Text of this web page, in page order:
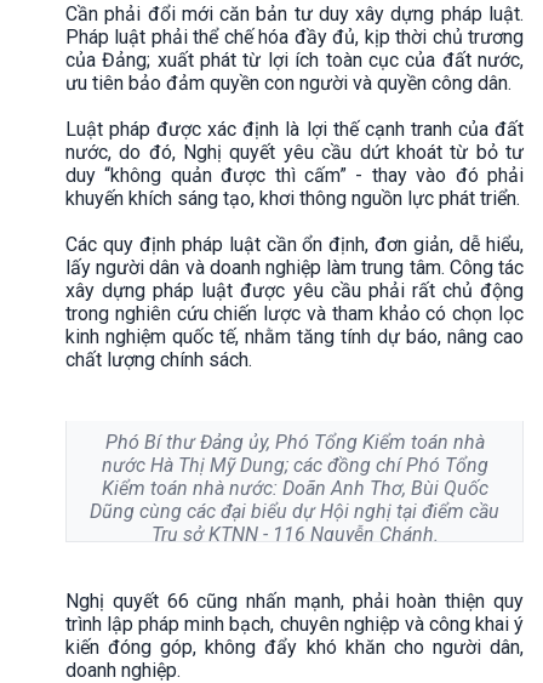
Cần phải đổi mới căn bản tư duy xây dựng pháp luật.
Pháp luật phải thể chế hóa đầy đủ, kịp thời chủ trương
của Đảng; xuất phát từ lợi ích toàn cục của đất nước,
ưu tiên bảo đảm quyền con người và quyền công dân.
Luật pháp được xác định là lợi thế cạnh tranh của đất
nước, do đó, Nghị quyết yêu cầu dứt khoát từ bỏ tư
duy “không quản được thì cấm” - thay vào đó phải
khuyến khích sáng tạo, khơi thông nguồn lực phát triển.
Các quy định pháp luật cần ổn định, đơn giản, dễ hiểu,
lấy người dân và doanh nghiệp làm trung tâm. Công tác
xây dựng pháp luật được yêu cầu phải rất chủ động
trong nghiên cứu chiến lược và tham khảo có chọn lọc
kinh nghiệm quốc tế, nhằm tăng tính dự báo, nâng cao
chất lượng chính sách.
Phó Bí thư Đảng ủy, Phó Tổng Kiểm toán nhà
nước Hà Thị Mỹ Dung; các đồng chí Phó Tổng
Kiểm toán nhà nước: Doãn Anh Thơ, Bùi Quốc
Dũng cùng các đại biểu dự Hội nghị tại điểm cầu
Trụ sở KTNN - 116 Nguyễn Chánh.
Nghị quyết 66 cũng nhấn mạnh, phải hoàn thiện quy
trình lập pháp minh bạch, chuyên nghiệp và công khai ý
kiến đóng góp, không đẩy khó khăn cho người dân,
doanh nghiệp.